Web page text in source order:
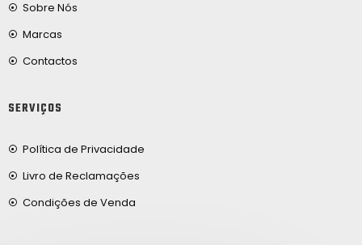
Sobre Nós
Marcas
Contactos
SERVIÇOS
Política de Privacidade
Livro de Reclamações
Condições de Venda